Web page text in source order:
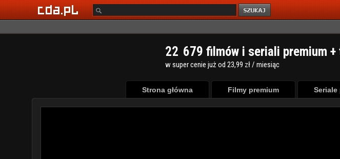
22 679 filmów i seriali premium +
w super cenie już od 23,99 zł / miesiąc
Strona główna Filmy premium Seriale